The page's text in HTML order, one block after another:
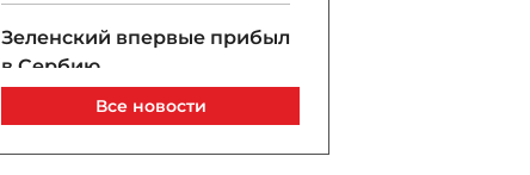
Зеленский впервые прибыл
в Сербию
07 / 08 / 2026, 21:40
Анар Байрамов уволил
Все новости